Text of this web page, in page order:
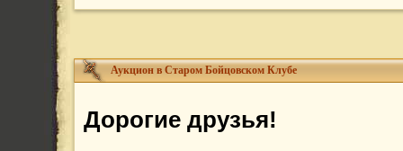
Аукцион в Старом Бойцовском Клубе
Дорогие друзья!